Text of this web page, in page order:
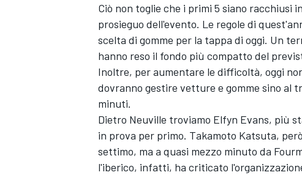
Ciò non toglie che i primi 5 siano racchiusi
prosieguo dell'evento. Le regole di
scelta di gomme per la tappa di oggi. Un
hanno reso il fondo più compatto del
Inoltre, per aumentare le difficoltà, oggi
dovranno gestire vetture e gomme sino al
minuti.
Dietro Neuville troviamo Elfyn Evans, più
in prova per primo. Takamoto Katsuta,
settimo, ma a quasi mezzo minuto da
l'iberico, infatti, ha criticato